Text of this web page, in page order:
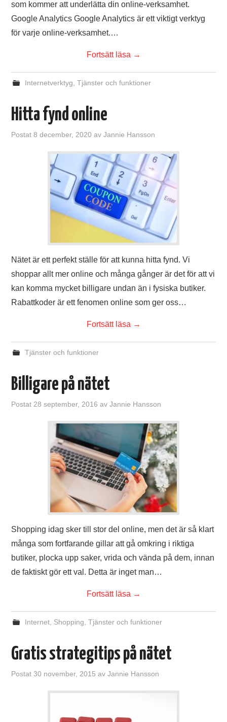
som kommer att underlätta din online-verksamhet.
Google Analytics Google Analytics är ett viktigt verktyg
för varje online-verksamhet.…
Fortsätt läsa →
Internetverktyg Tjänster och funktioner
Hitta fynd online
Postat8 december, 2020 avJannie Hansson
Nätet är ett perfekt ställe för att kunna hitta fynd. Vi
shoppar allt mer online och många gånger är det för att vi
kan komma mycket billigare undan än i fysiska butiker.
Rabattkoder är ett fenomen online som ger oss…
Fortsätt läsa →
Tjänster och funktioner
Billigare på nätet
Postat 28 september, 2016 avJannie Hansson
Shopping idag sker till stor del online, men det är så klart
många som fortfarande gillar att gå omkring i riktiga
butiker, plocka upp saker, vrida och vända på dem, innan
de faktiskt gör ett val. Detta är inget man…
Fortsätt läsa →
Internet, Shopping Tjänster och funktioner
Gratis strategitips på nätet
Postat30 november, 2015 avJannie Hansson